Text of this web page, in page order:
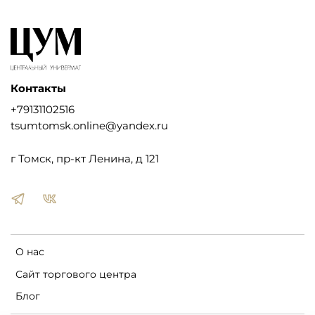
О нас
Сайт торгового центра
Блог
Контакты
+79131102516
tsumtomsk.online@yandex.ru
г Томск, пр-кт Ленина, д 121